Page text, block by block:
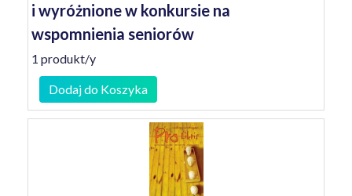
i wyróżnione w konkursie na
wspomnienia seniorów
1 produkt/y
Dodaj do Koszyka